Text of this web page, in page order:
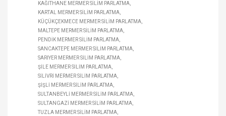
KAĞITHANE MERMER SILIM PARLATMA
KARTAL MERMER SILIM PARLATMA
KÜÇÜKÇEKMECE MERMER SILIM PARLATMA
MALTEPE MERMER SILIM PARLATMA
PENDIK MERMER SILIM PARLATMA
SANCAKTEPE MERMER SILIM PARLATMA
SARIYER MERMER SILIM PARLATMA
ŞILE MERMER SILIM PARLATMA
SILIVRI MERMER SILIM PARLATMA
ŞIŞLI MERMER SILIM PARLATMA
SULTANBEYLI MERMER SILIM PARLATMA
SULTANGAZI MERMER SILIM PARLATMA
TUZLA MERMER SILIM PARLATMA